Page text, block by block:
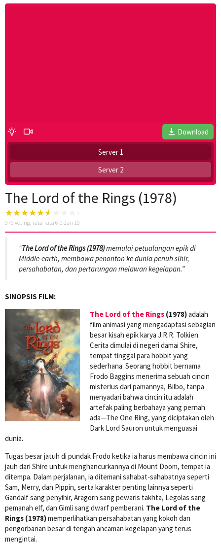
Download
Server 1
Server 2
The Lord of the Rings (1978)
979 voting, rata-rata 6.0 dari 10
“The Lord of the Rings (1978)memulai petualangan epik di
Middle-earth, membawa penonton ke dunia penuh sihir,
persahabatan, dan pertarungan melawan kegelapan.”
SINOPSIS FILM:
The Lord of the Rings (1978)adalah
film animasi yang mengadaptasi sebagian
besar kisah epik karya J.R.R. Tolkien.
Cerita dimulai di negeri damai Shire,
tempat tinggal para hobbit yang
sederhana. Seorang hobbit bernama
Frodo Baggins menerima sebuah cincin
misterius dari pamannya, Bilbo, tanpa
menyadari bahwa cincin itu adalah
artefak paling berbahaya yang pernah
ada—The One Ring, yang diciptakan oleh
Dark Lord Sauron untuk menguasai
dunia.
Tugas besar jatuh di pundak Frodo ketika ia harus membawa cincin ini
jauh dari Shire untuk menghancurkannya di Mount Doom, tempat ia
ditempa. Dalam perjalanan, ia ditemani sahabat-sahabatnya seperti
Sam, Merry, dan Pippin, serta karakter penting lainnya seperti
Gandalf sang penyihir, Aragorn sang pewaris takhta, Legolas sang
pemanah elf, dan Gimli sang dwarf pemberani. The Lord of the
Rings (1978)memperlihatkan persahabatan yang kokoh dan
pengorbanan besar di tengah ancaman kegelapan yang terus
mengintai.